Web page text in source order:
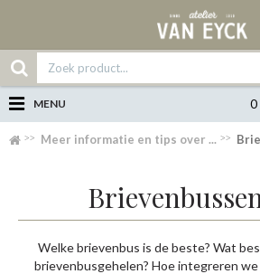
0
MENU
Meer informatie en tips over ...
Welke brievenbus is de beste? Wat
brievenbusgehelen? Hoe integreren